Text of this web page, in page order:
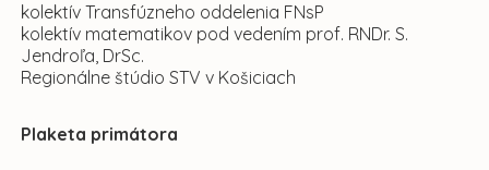
kolektív Transfúzneho oddelenia FNsP
kolektív matematikov pod vedením prof. RNDr. S.
Jendroľa, DrSc.
Regionálne štúdio STV v Košiciach
Plaketa primátora